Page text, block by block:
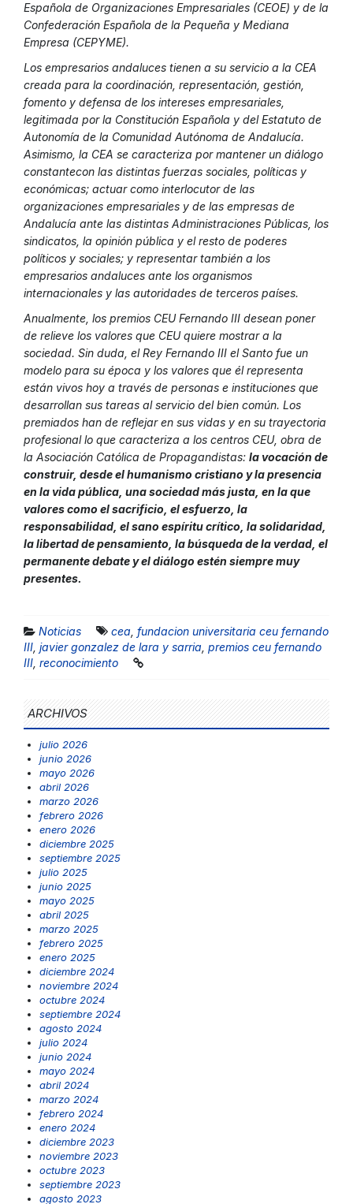
Española de Organizaciones Empresariales (CEOE) y de la
Confederación Española de la Pequeña y Mediana
Empresa (CEPYME).
Los empresarios andaluces tienen a su servicio a la CEA
creada para la coordinación, representación, gestión,
fomento y defensa de los intereses empresariales,
legitimada por la Constitución Española y del Estatuto de
Autonomía de la Comunidad Autónoma de Andalucía.
Asimismo, la CEA se caracteriza por mantener un diálogo
constantecon las distintas fuerzas sociales, políticas y
económicas; actuar como interlocutor de las
organizaciones empresariales y de las empresas de
Andalucía ante las distintas Administraciones Públicas, los
sindicatos, la opinión pública y el resto de poderes
políticos y sociales; y representar también a los
empresarios andaluces ante los organismos
internacionales y las autoridades de terceros países.
Anualmente, los premios CEU Fernando III desean poner
de relieve los valores que CEU quiere mostrar a la
sociedad. Sin duda, el Rey Fernando III el Santo fue un
modelo para su época y los valores que él representa
están vivos hoy a través de personas e instituciones que
desarrollan sus tareas al servicio del bien común. Los
premiados han de reflejar en sus vidas y en su trayectoria
profesional lo que caracteriza a los centros CEU, obra de
la Asociación Católica de Propagandistas: la vocación de
construir, desde el humanismo cristiano y la presencia
en la vida pública, una sociedad más justa, en la que
valores como el sacrificio, el esfuerzo, la
responsabilidad, el sano espíritu crítico, la solidaridad,
la libertad de pensamiento, la búsqueda de la verdad, el
permanente debate y el diálogo estén siempre muy
presentes.
Noticias cea fundacion universitaria ceu fernando
III javier gonzalez de lara y sarria premios ceu fernando
III reconocimiento
ARCHIVOS
julio 2026
junio 2026
mayo 2026
abril 2026
marzo 2026
febrero 2026
enero 2026
diciembre 2025
septiembre 2025
julio 2025
junio 2025
mayo 2025
abril 2025
marzo 2025
febrero 2025
enero 2025
diciembre 2024
noviembre 2024
octubre 2024
septiembre 2024
agosto 2024
julio 2024
junio 2024
mayo 2024
abril 2024
marzo 2024
febrero 2024
enero 2024
diciembre 2023
noviembre 2023
octubre 2023
septiembre 2023
agosto 2023